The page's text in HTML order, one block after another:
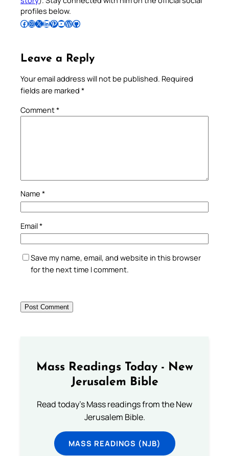
profiles below.
Follow Pradeep on Facebook Follow Pradeep on InstagramFollow Pradeep on X Follow Pradeep on LinkedIn Follow Pradeep on Pinterest Subscribe to Pradeep’s Youtube Channel Follow Pradeep on WordPress Follow Pradeep on GitHub
Leave a Reply
Your email address will not be published. Required
fields are marked *
Comment*
Name *
Email*
Save my name, email, and website in this browser
for the next time I comment.
Mass Readings Today - New
Jerusalem Bible
Read today's Mass readings from the New
Jerusalem Bible.
MASS READINGS (NJB)